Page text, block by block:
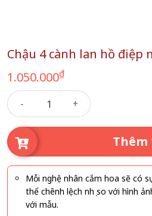
Chậu 4 cành lan hồ điệp
1.050.000₫
Chậu 4 cành lan hồ điệp mini số
Mỗi nghệ nhân cắm hoa sẽ có
thể chênh lệch nhẹ so với hình
với mẫu.